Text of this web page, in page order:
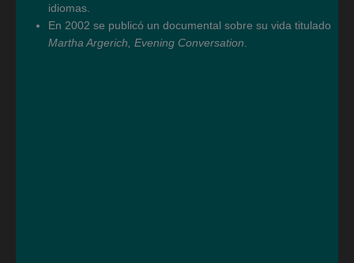
idiomas.
En 2002 se publicó un documental sobre su vida titulado
Martha Argerich, Evening Conversation